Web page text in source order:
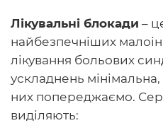
Лікувальні блокади –
найбезпечніших
лікування больових
ускладнень
них попереджаємо.
виділяють: